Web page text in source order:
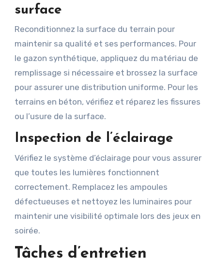
surface
Reconditionnez la surface du terrain pour
maintenir sa qualité et ses performances. Pour
le gazon synthétique, appliquez du matériau de
remplissage si nécessaire et brossez la surface
pour assurer une distribution uniforme. Pour les
terrains en béton, vérifiez et réparez les fissures
ou l’usure de la surface.
Inspection de l’éclairage
Vérifiez le système d’éclairage pour vous assurer
que toutes les lumières fonctionnent
correctement. Remplacez les ampoules
défectueuses et nettoyez les luminaires pour
maintenir une visibilité optimale lors des jeux en
soirée.
Tâches d’entretien